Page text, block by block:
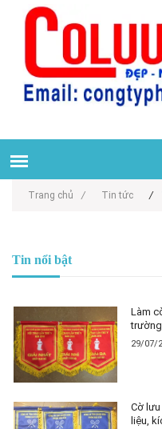
Trang chủ / Tin tức /
Tin nổi bật
Làm
29/07/
Cờ
liệu,